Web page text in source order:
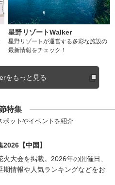
星野リゾートWalker
星野リゾートが運営する多彩な施設の
最新情報をチェック！
をもっと見る
特集
ポットやイベントを紹介
2026【中国】
火大会を掲載。2026年の開催日、
期情報や人気ランキングなどをお